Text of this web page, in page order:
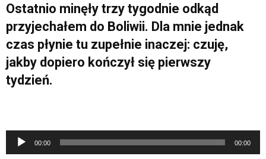
Ostatnio minęły trzy tygodnie odkąd
przyjechałem do Boliwii. Dla mnie jednak
czas płynie tu zupełnie inaczej: czuję,
jakby dopiero kończył się pierwszy
tydzień.
Odtwarzacz
plików
00:00 00:00